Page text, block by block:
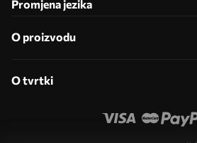
Promjena jezika
O proizvodu
O tvrtki